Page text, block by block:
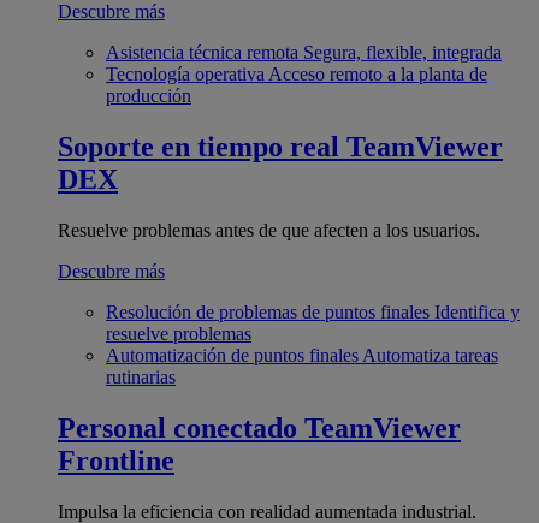
Descubre más
Asistencia técnica remota Segura, flexible, integrada
Tecnología operativa Acceso remoto a la planta de
producción
Soporte en tiempo real TeamViewer
DEX
Resuelve problemas antes de que afecten a los usuarios.
Descubre más
Resolución de problemas de puntos finales Identifica y
resuelve problemas
Automatización de puntos finales Automatiza tareas
rutinarias
Personal conectado TeamViewer
Frontline
Impulsa la eficiencia con realidad aumentada industrial.